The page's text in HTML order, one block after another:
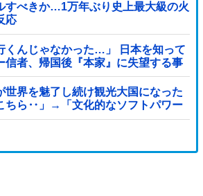
すべきか…1万年ぶり史上最大級の火
応
くんじゃなかった…」 日本を知って
信者、帰国後『本家』に失望する事
世界を魅了し続け観光大国になった
ちら‥」→「文化的なソフトパワー